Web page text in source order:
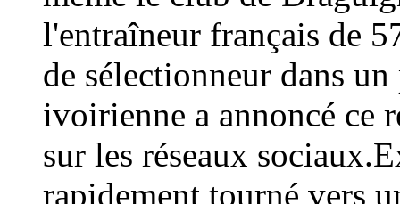
l'entraîneur français de
de sélectionneur dans
ivoirienne a annoncé ce
sur les réseaux
rapidement tourné vers